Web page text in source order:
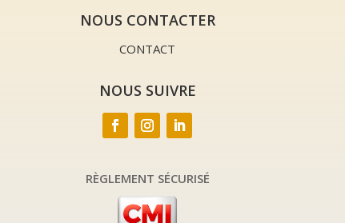
NOUS CONTACTER
CONTACT
NOUS SUIVRE
RÈGLEMENT SÉCURISÉ